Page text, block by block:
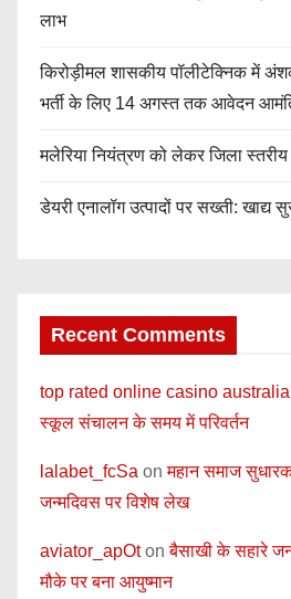
लाभ
किरोड़ीमल शासकीय पॉलीटेक्निक में
भर्ती के लिए 14 अगस्त तक आवेदन
मलेरिया नियंत्रण को लेकर जिला
डेयरी एनालॉग उत्पादों पर सख्ती: खाद्य
Recent Comments
top rated online casino australia
स्कूल संचालन के समय में परिवर्तन
lalabet_fcSa onमहान समाज सुधारक
जन्मदिवस पर विशेष लेख
aviator_apOtonबैसाखी के सहारे
मौके पर बना आयुष्मान